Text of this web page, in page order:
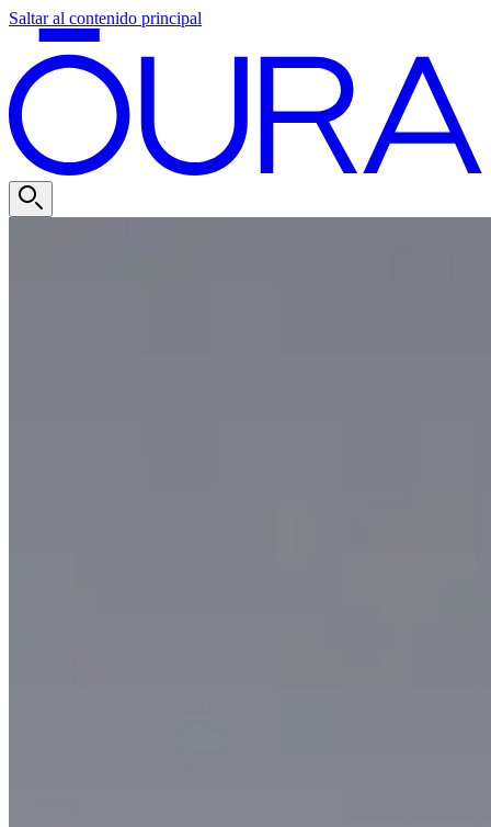
Saltar al contenido principal